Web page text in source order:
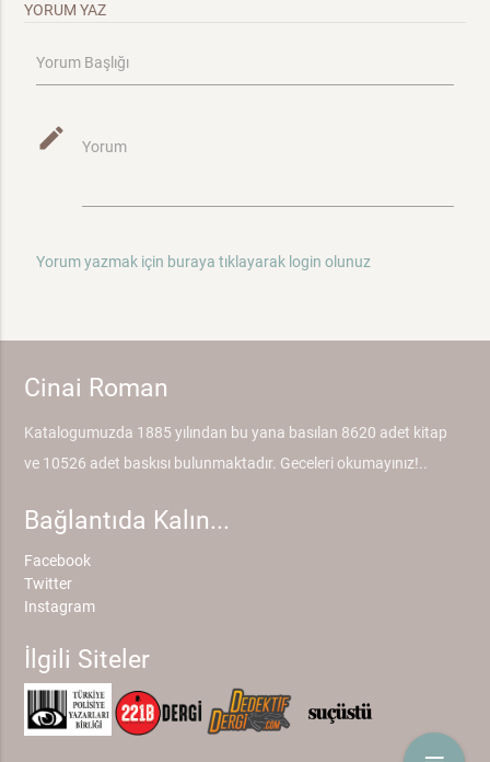
YORUM YAZ
Yorum Başlığı
mode_edit Yorum
Yorum yazmak için buraya tıklayarak login olunuz
Cinai Roman
Katalogumuzda 1885 yılından bu yana basılan 8620 adet kitap
ve 10526 adet baskısı bulunmaktadır. Geceleri okumayınız!..
Bağlantıda Kalın...
Facebook
Twitter
Instagram
İlgili Siteler